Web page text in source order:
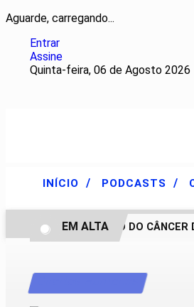
Aguarde, carregando...
Entrar
Assine
Quinta-feira, 06 de Agosto 2026
INÍCIO / PODCASTS /
TRATAMENTO DO CÂNCER
EM ALTA